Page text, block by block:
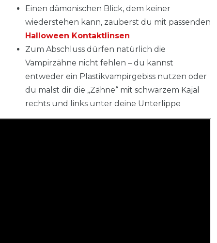
Einen dämonischen Blick, dem keiner
wiederstehen kann, zauberst du mit passenden
Halloween Kontaktlinsen
Zum Abschluss dürfen natürlich die
Vampirzähne nicht fehlen – du kannst
entweder ein Plastikvampirgebiss nutzen oder
du malst dir die „Zähne“ mit schwarzem Kajal
rechts und links unter deine Unterlippe